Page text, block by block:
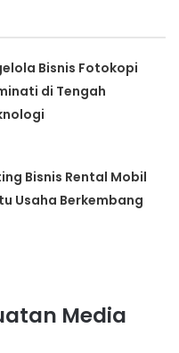
Bisnis Fotokopi
di Tengah
Bisnis Rental Mobil
Usaha Berkembang
Media